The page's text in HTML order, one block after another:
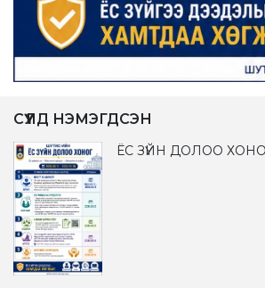
СҮҮЛД НЭМЭГДСЭН
ЁС ЗҮЙН ДОЛОО